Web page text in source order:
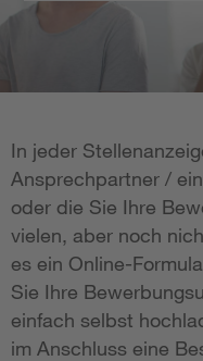
In jeder
Ansprechpartner /
oder die Sie Ihre
vielen, aber noch
es ein Online-
Sie Ihre
einfach selbst
im Anschluss eine